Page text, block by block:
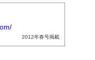
2012年春号掲載